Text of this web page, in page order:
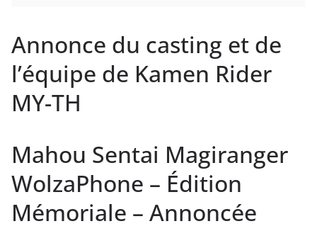
Annonce du casting et de
l’équipe de Kamen Rider
MY-TH
Mahou Sentai Magiranger
WolzaPhone – Édition
Mémoriale – Annoncée